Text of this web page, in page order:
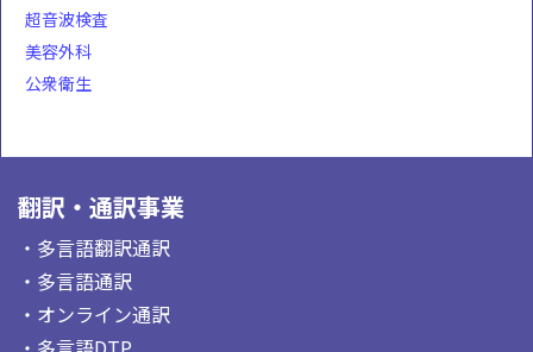
超音波検査
美容外科
公衆衛生